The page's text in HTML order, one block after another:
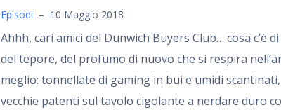
Episodi – 10 Maggio 2018
Ahhh, cari amici del Dunwich Buyers Club… cosa c’è
del tepore, del profumo di nuovo che si respira
meglio: tonnellate di gaming in bui e umidi
vecchie patenti sul tavolo cigolante a nerdare duro